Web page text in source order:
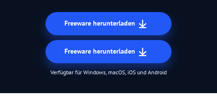
Freeware herunterladen
Freeware herunterladen
Verfügbar für Windows, macOS, iOS und Android